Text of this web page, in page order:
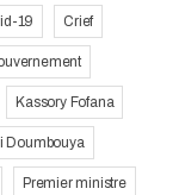
19 Crief
Kassory Fofana
Doumbouya
Premier ministre